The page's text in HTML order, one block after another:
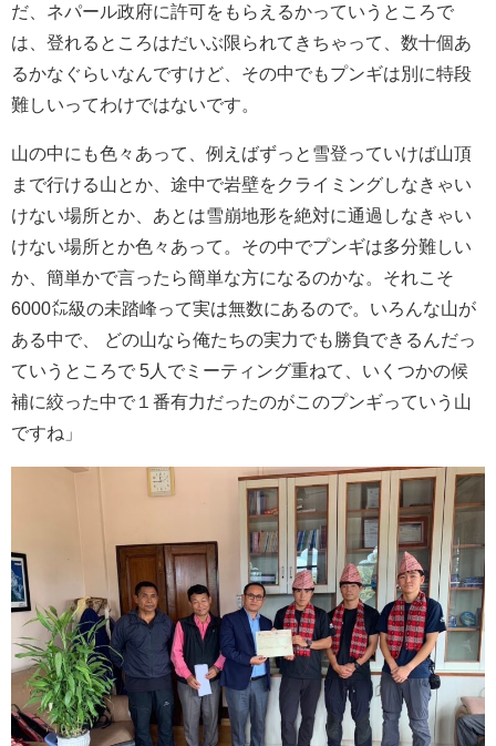
だ、ネパール政府に許可をもらえるかっていうところで
は、登れるところはだいぶ限られてきちゃって、 数十個あ
るかなぐらいなんですけど、その中でもプンギは別に特段
難しいってわけではないです。
山の中にも色々あって、例えばずっと雪登っていけば山頂
まで行ける山とか、途中で岩壁をクライミングしなきゃい
けない場所とか、あとは雪崩地形を絶対に通過しなきゃい
けない場所とか色々あって。その中でプンギは多分難しい
か、簡単かで言ったら簡単な方になるのかな。それこそ
6000㍍級の未踏峰って実は無数にあるので。いろんな山が
ある中で、 どの山なら俺たちの実力でも勝負できるんだっ
ていうところで 5人でミーティング重ねて、いくつかの候
補に絞った中で１番有力だったのがこのプンギっていう山
ですね」